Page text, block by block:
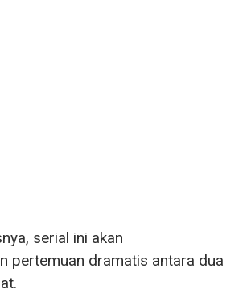
serial ini akan
pertemuan dramatis antara dua